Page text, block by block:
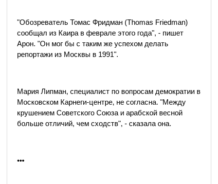
"Обозреватель Томас Фридман (Thomas Friedman)
сообщал из Каира в феврале этого года", - пишет
Арон. "Он мог бы с таким же успехом делать
репортажи из Москвы в 1991".
Мария Липман, специалист по вопросам демократии в
Московском Карнеги-центре, не согласна. "Между
крушением Советского Союза и арабской весной
больше отличий, чем сходств", - сказала она.
•••